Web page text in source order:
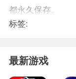
都永久保存。
标签:
最新游戏